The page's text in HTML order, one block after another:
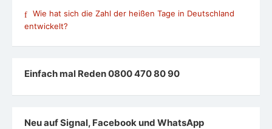
Wie hat sich die Zahl der heißen Tage in Deutschland
entwickelt?
Einfach mal Reden 0800 470 80 90
Neu auf Signal, Facebook und WhatsApp